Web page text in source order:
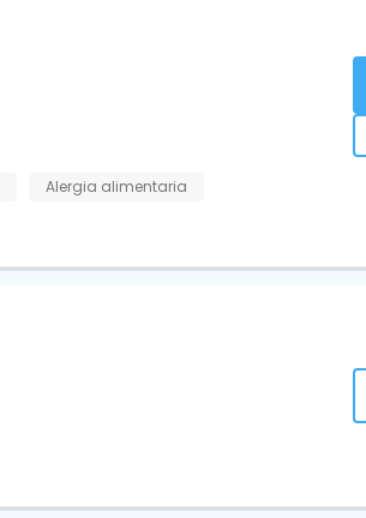
Alergia alimentaria